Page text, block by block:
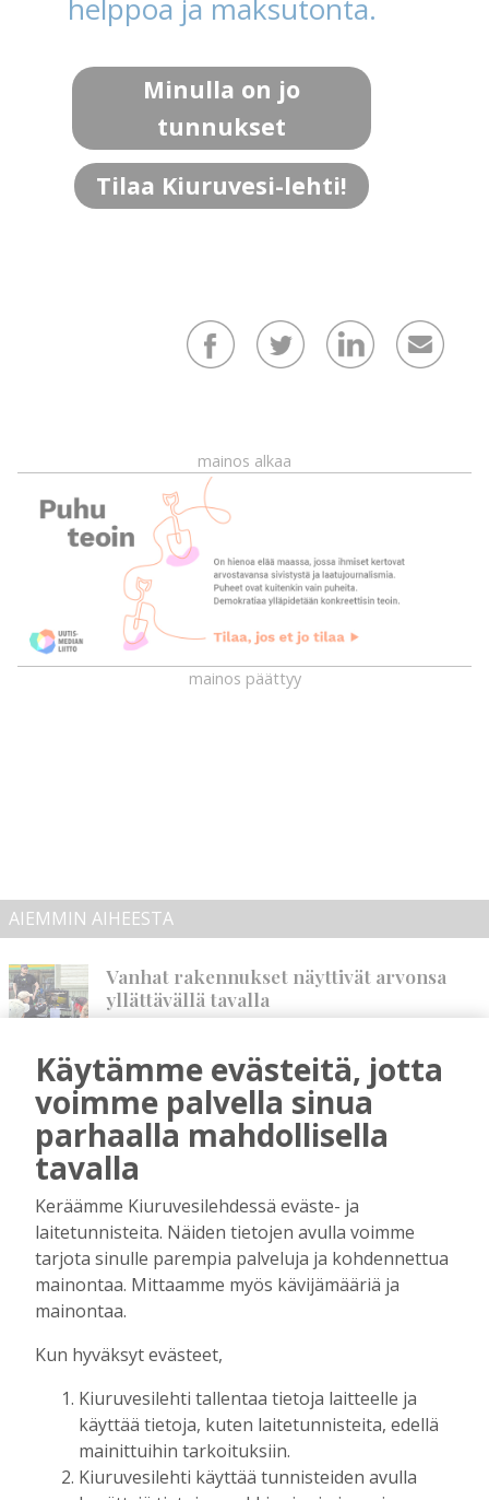
helppoa ja maksutonta.
Minulla on jo
tunnukset
Tilaa Kiuruvesi-lehti!
mainos alkaa
mainos päättyy
AIEMMIN AIHEESTA
Vanhat rakennukset näyttivät arvonsa
yllättävällä tavalla
Hanna Soini 5.8.2026 06:00
Kiuruvesi liikuttaa ja kasvattaa myös
menestyjiä
Tilaajille
Toimitus
Rinnakkaiselosta päällekkäiseloon
Tilaajille
Toimitus 21.7.2026 18:00
Talkoolaiset eivät ole itsestäänselvyys
Jaana Selander
Miksi yksityisellä on lääkäreitä?
Tilaajille
Jaana Selander 8.7.2026
Käytämme evästeitä, jotta
voimme palvella sinua
parhaalla mahdollisella
tavalla
Keräämme Kiuruvesilehdessä eväste- ja
laitetunnisteita. Näiden tietojen avulla voimme
tarjota sinulle parempia palveluja ja kohdennettua
mainontaa. Mittaamme myös kävijämääriä ja
mainontaa.
Kun hyväksyt evästeet,
Kiuruvesilehti tallentaa tietoja laitteelle ja
käyttää tietoja, kuten laitetunnisteita, edellä
mainittuihin tarkoituksiin.
Kiuruvesilehti käyttää tunnisteiden avulla